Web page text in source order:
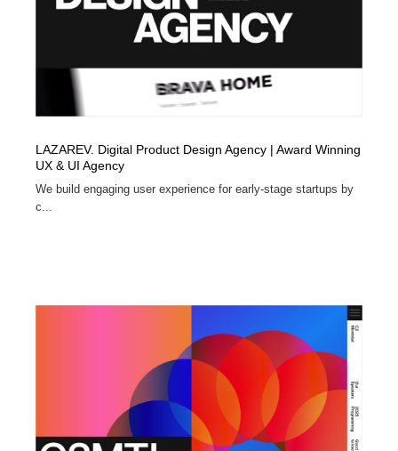
LAZAREV. Digital Product Design Agency | Award Winning
UX & UI Agency
We build engaging user experience for early-stage startups by
c...